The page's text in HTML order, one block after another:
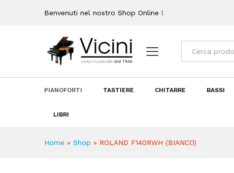
Benvenuti nel nostro Shop Online !
Categorie
PIANOFORTI TASTIERE CHITARRE BASSI
LIBRI
Home » Shop » ROLAND F140RWH (BIANCO)
Recensioni (0)